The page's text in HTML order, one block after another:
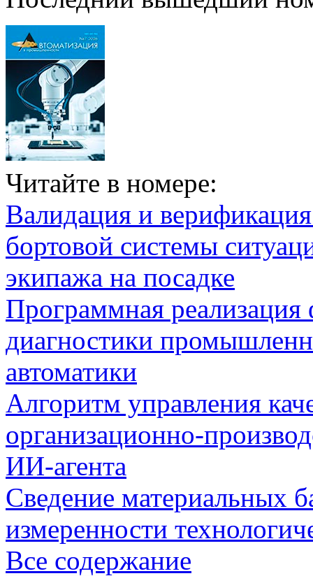
Читайте в номере:
Валидация и
бортовой системы
экипажа на посадке
Программная
диагностики
автоматики
Алгоритм управления
организационно-
ИИ-агента
Сведение материальных
измеренности
Все содержание